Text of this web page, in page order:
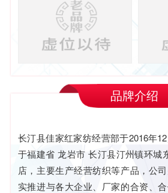
品牌介绍
长汀县佳家红家纺经营部于2016年
于福建省 龙岩市 长汀县汀州镇环城
店，主要生产经营纺织等产品，公
实推进与各大企业、厂家的合资、